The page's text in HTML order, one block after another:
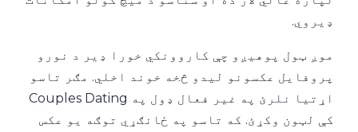
ډیروي.
موږ ټول پوهیږو چې کاروونکي خورا ډیر د نورو
پروفایل عکسونو لیدو څخه خوند اخلي. مګر تاسو
اړتیا نلرئ په غیر فعال ډول په Couples Dating
کې لټون وکړئ. که تاسو په ځانګړي توګه یو عکس